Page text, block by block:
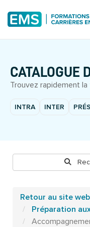
CATALOGUE
Trouvez rapidement
INTRA INTER
Retour au site
Préparation